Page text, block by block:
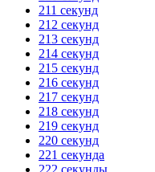
211 секунд
212 секунд
213 секунд
214 секунд
215 секунд
216 секунд
217 секунд
218 секунд
219 секунд
220 секунд
221 секунда